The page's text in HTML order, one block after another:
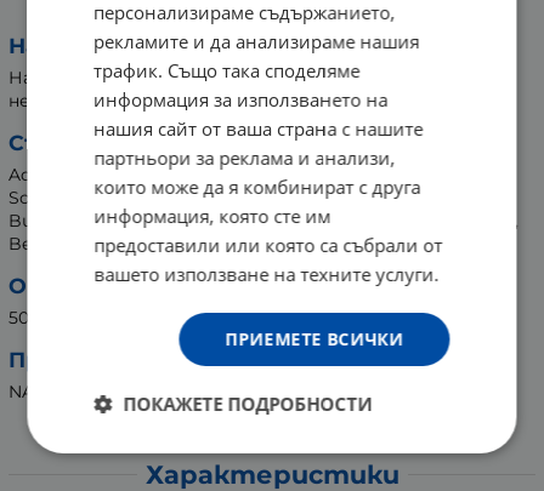
МАЛИНИ С БАДЕМИ 50 мл FLUFF
Начин на употреба:
Нанесете малко пяна върху мокра кожа и направете
нежен масаж. След това изплакнете с топла вода.
Съставки:
Aqua, Glycerin, Sodium Cocoyl Isethionate, Coco-Glucoside,
Sorbitol, Disodium Lauryl Sulfosuccinate, Sodium Chloride,
Butyrospermum Parkii Butter, Dehydroacetic Acid, Parfum,
Benzyl Alcohol, CI 45100.
Опаковка:
50 мл
Производител:
NACOMI GROUP, Полша
Характеристики
персонализираме съдържанието,
рекламите и да анализираме нашия
трафик. Също така споделяме
информация за използването на
нашия сайт от ваша страна с нашите
партньори за реклама и анализи,
които може да я комбинират с друга
информация, която сте им
предоставили или която са събрали от
вашето използване на техните услуги.
ПРИЕМЕТЕ ВСИЧКИ
ПОКАЖЕТЕ ПОДРОБНОСТИ